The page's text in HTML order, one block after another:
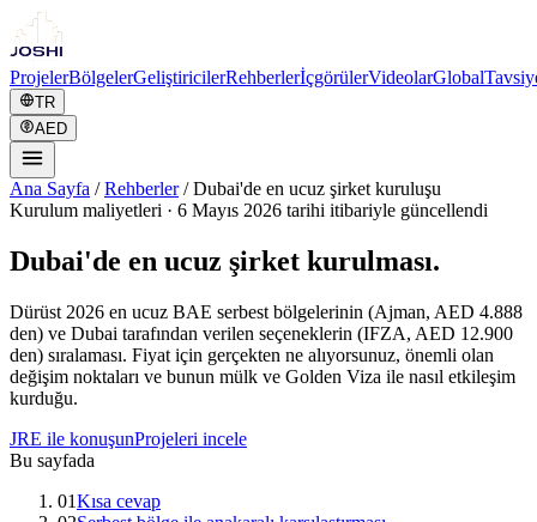
ProjelerBölgelerGeliştiricilerRehberlerİçgörülerVideolarGlobal
TR
AED
Ana Sayfa / Rehberler/Dubai'de en ucuz şirket kuruluşu
Kurulum maliyetleri · 6 Mayıs 2026 tarihi itibariyle güncellendi
Dubai'de en ucuz şirket kurulması.
Dürüst 2026 en ucuz BAE serbest bölgelerinin (Ajman, AED 4.888
den) ve Dubai tarafından verilen seçeneklerin (IFZA, AED 12.900
den) sıralaması. Fiyat için gerçekten ne alıyorsunuz, önemli olan
değişim noktaları ve bunun mülk ve Golden Viza ile nasıl etkileşim
kurduğu.
JRE ile konuşunProjeleri incele
Bu sayfada
01Kısa cevap